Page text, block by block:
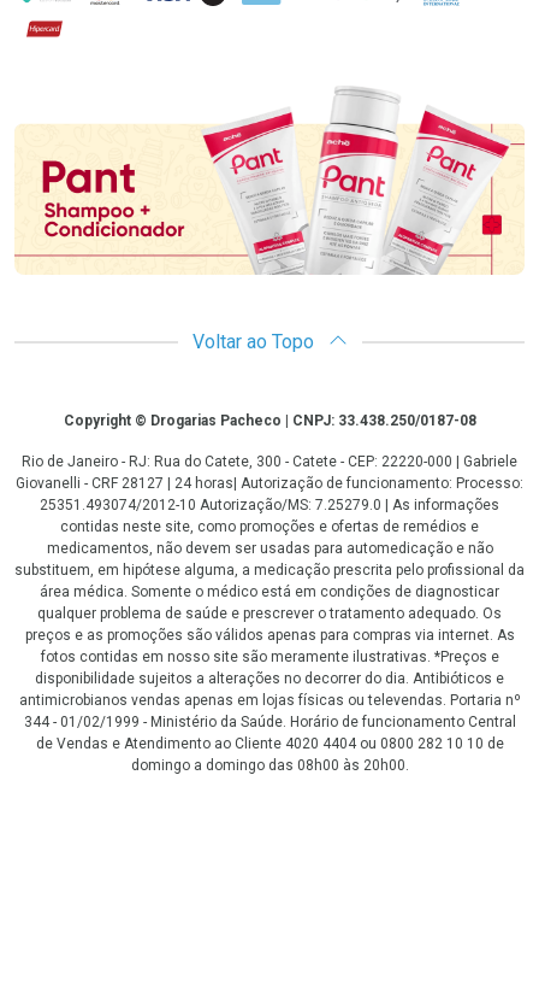
Hipercard
Promoção em Destaque
Voltar ao Topo
CopyrightCopyright © Drogarias Pacheco | CNPJ: 33.438.250/0187-08
Rio de Janeiro - RJ: Rua do Catete, 300 - Catete - CEP: 22220-000 | Gabriele
Giovanelli - CRF 28127 | 24 horas| Autorização de funcionamento: Processo:
25351.493074/2012-10 Autorização/MS: 7.25279.0 | As informações
contidas neste site, como promoções e ofertas de remédios e
medicamentos, não devem ser usadas para automedicação e não
substituem, em hipótese alguma, a medicação prescrita pelo profissional da
área médica. Somente o médico está em condições de diagnosticar
qualquer problema de saúde e prescrever o tratamento adequado. Os
preços e as promoções são válidos apenas para compras via internet. As
fotos contidas em nosso site são meramente ilustrativas. *Preços e
disponibilidade sujeitos a alterações no decorrer do dia. Antibióticos e
antimicrobianos vendas apenas em lojas físicas ou televendas. Portaria nº
344 - 01/02/1999 - Ministério da Saúde. Horário de funcionamento Central
de Vendas e Atendimento ao Cliente 4020 4404 ou 0800 282 10 10 de
domingo a domingo das 08h00 às 20h00.